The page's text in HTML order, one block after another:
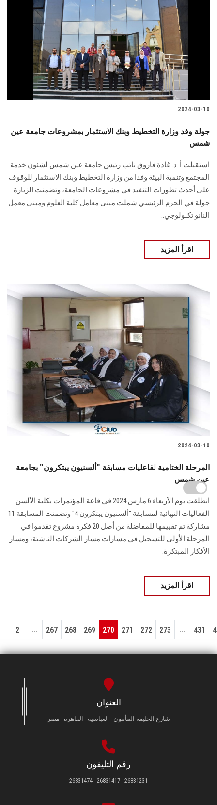
2024-03-10
جولة وفد وزارة التخطيط وبنك الاستثمار بمشروعات جامعة عين
شمس
استقبلت أ. د. غادة فاروق نائب رئيس جامعة عين شمس لشئون خدمة
المجتمع وتنمية البيئة وفدا ‏من وزارة التخطيط وبنك الاستثمار للوقوف
على أحدث تطورات التنفيذ في مشروعات الجامعة، ‏وتضمنت الزيارة
جولة في الحرم الرئيسي شملت مبنى معامل كلية العلوم ومبنى معمل
النانو ‏تكنولوجي..
اقرأ المزيد
2024-03-10
المرحلة الختامية لفاعليات مسابقة "ألسنيون يبتكرون" بجامعة
عين شمس
انطلقت يوم الأربعاء 6 مارس 2024 في قاعة المؤتمرات بكلية الألسن
الفعاليات ‏النهائية لمسابقة "ألسنيون يبتكرون 4‏‎"‎ وتضمنت المسابقة 11
مشاركة تم تقييمها للمفاضلة من أصل 20 فكرة مشروع تقدموا في
‏المرحلة الأولى للتسجيل في مسارات مسار الشركات الناشئة، ومسار
الأفكار المبتكرة‎.‎
اقرأ المزيد
2 ... 267 268 269 270 271 272 273 ... 431
العنوان
شارع الخليفة المأمون - العباسية - القاهرة - مصر
رقم التليفون
26831231 - 26831417 - 26831474